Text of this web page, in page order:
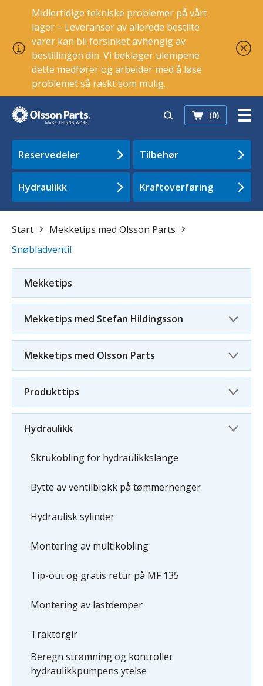
Midlertidige tekniske problemer på vårt
lager – Leveranser av allerede bestilte
varer kan bli forsinket avhengig av
bestillingen din. Vi beklager ulempene
dette medfører og arbeider med å løse
problemet så raskt som mulig.
(0)
Reservedeler Tilbehør
Hydraulikk Kraftoverføring
Start
Mekketips med Olsson Parts
Snøbladventil
Mekketips
Mekketips med Stefan Hildingsson
Mekketips med Olsson Parts
Produkttips
Hydraulikk
Skrukobling for hydraulikkslange
Bytte av ventilblokk på tømmerhenger
Hydraulisk sylinder
Montering av multikobling
Tip-out og gratis retur på MF 135
Montering av lastdemper
Traktorgir
Beregn strømning og kontroller
hydraulikkpumpens ytelse